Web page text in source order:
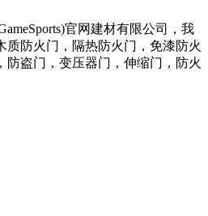
官网建材有限公司，我
质防火门，隔热防火门，免漆防火
防盗门，变压器门，伸缩门，防火